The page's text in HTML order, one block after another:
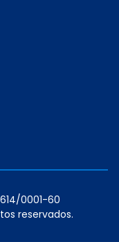
reservados.
0001-60